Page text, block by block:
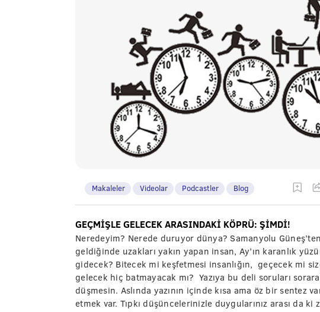
Makaleler Videolar Podcastler Blog
GEÇMİŞLE GELECEK ARASINDAKİ KÖPRÜ: ŞİMDİ!
Neredeyim? Nerede duruyor dünya? Samanyolu
geldiğinde uzakları yakın yapan insan, Ay’ın karanlık
gidecek? Bitecek mi keşfetmesi insanlığın, geçecek mi
gelecek hiç batmayacak mı? Yazıya bu deli soruları
düşmesin. Aslında yazının içinde kısa ama öz bir sentez
etmek var. Tıpkı düşüncelerinizle duygularınız arası da ki